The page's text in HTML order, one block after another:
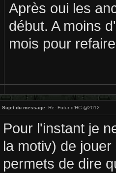
Après oui les
début. A moins
mois pour
Sujet du message: Re: Futur d'HC @2012
Pour l'instant je
la motiv) de
permets de dire